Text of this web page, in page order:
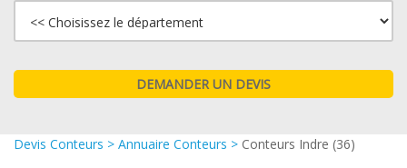
Devis Conteurs > Annuaire Conteurs > Conteurs Indre (36)